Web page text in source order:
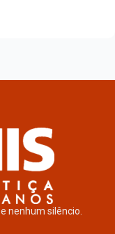
nenhum silêncio.